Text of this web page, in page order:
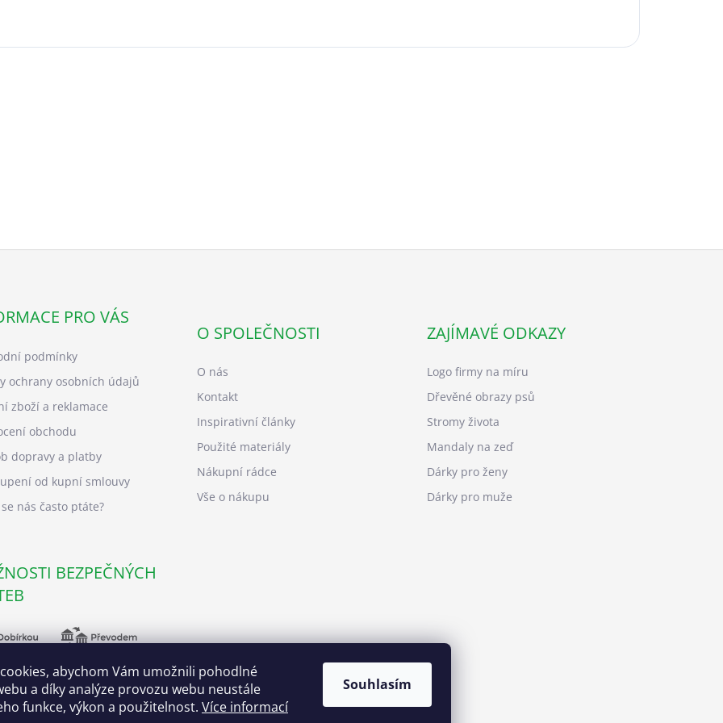
abychom Vám umožnili pohodlné
a díky analýze provozu webu neustále
funkce, výkon a použitelnost. Více informací
Souhlasím
PRO VÁS
podmínky
ochrany osobních údajů
zboží a reklamace
obchodu
dopravy a platby
od kupní smlouvy
nás často ptáte?
O SPOLEČNOSTI
O nás
Kontakt
Inspirativní články
Použité materiály
Nákupní rádce
Vše o nákupu
ZAJÍMAVÉ ODKAZY
Logo firmy na míru
Dřevěné obrazy psů
Stromy života
Mandaly na zeď
Dárky pro ženy
Dárky pro muže
BEZPEČNÝCH